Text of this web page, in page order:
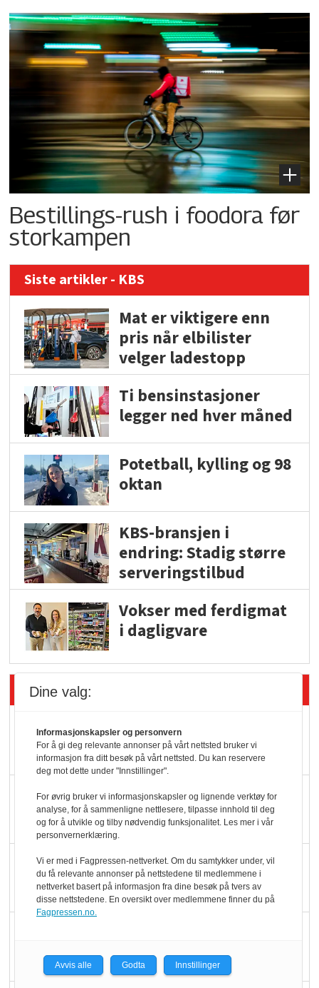
Bestillings-rush i foodora før
storkampen
Siste artikler - KBS
Mat er viktigere enn
pris når elbilister
velger ladestopp
Ti bensinstasjoner
legger ned hver måned
Potetball, kylling og 98
oktan
KBS-bransjen i
endring: Stadig større
serveringstilbud
Vokser med ferdigmat
i dagligvare
Siste artikler - Butikk i praksis
Rema-flaggskip
dundrer videre
Slik opprettholdes
ølsalget
Færre varer, men fulle
hyller
Dine valg:
Informasjonskapsler og personvern
For å gi deg relevante annonser på vårt nettsted bruker vi
informasjon fra ditt besøk på vårt nettsted. Du kan reservere
deg mot dette under "Innstillinger".
For øvrig bruker vi informasjonskapsler og lignende verktøy for
analyse, for å sammenligne nettlesere, tilpasse innhold til deg
og for å utvikle og tilby nødvendig funksjonalitet. Les mer i vår
personvernerklæring.
Vi er med i Fagpressen-nettverket. Om du samtykker under, vil
du få relevante annonser på nettstedene til medlemmene i
nettverket basert på informasjon fra dine besøk på tvers av
disse nettstedene. En oversikt over medlemmene finner du på
Fagpressen.no.
Avvis alle Godta Innstillinger